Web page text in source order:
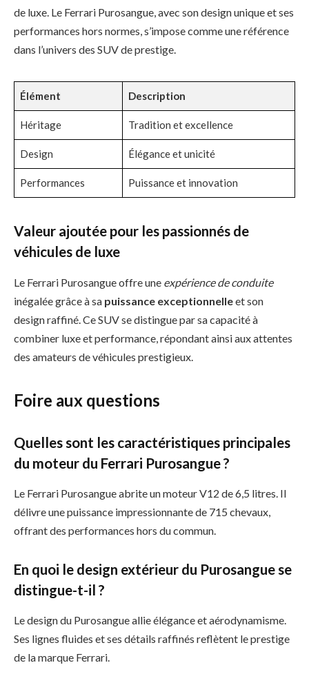
de luxe. Le Ferrari Purosangue, avec son design unique et ses
performances hors normes, s’impose comme une référence
dans l’univers des SUV de prestige.
Élément Description
Héritage Tradition et excellence
Design Élégance et unicité
Performances Puissance et innovation
Valeur ajoutée pour les passionnés de
véhicules de luxe
Le Ferrari Purosangue offre une expérience de conduite
inégalée grâce à sa puissance exceptionnelleet son
design raffiné. Ce SUV se distingue par sa capacité à
combiner luxe et performance, répondant ainsi aux attentes
des amateurs de véhicules prestigieux.
Foire aux questions
Quelles sont les caractéristiques principales
du moteur du Ferrari Purosangue ?
Le Ferrari Purosangue abrite un moteur V12 de 6,5 litres. Il
délivre une puissance impressionnante de 715 chevaux,
offrant des performances hors du commun.
En quoi le design extérieur du Purosangue se
distingue-t-il ?
Le design du Purosangue allie élégance et aérodynamisme.
Ses lignes fluides et ses détails raffinés reflètent le prestige
de la marque Ferrari.